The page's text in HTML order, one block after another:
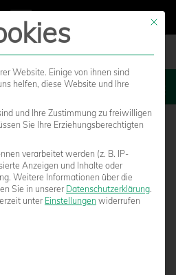
MENU
& HILDMANN BEI
Mit
Website. Einige von ihnen sind
helfen, diese Website und Ihre
und Ihre Zustimmung zu freiwilligen
Sie Ihre Erziehungsberechtigten
verarbeitet werden (z. B. IP-
Anzeigen und Inhalte oder
Weitere Informationen über die
Sie in unserer Datenschutzerklärung.
unter Einstellungen widerrufen
Gruppen, für die eine